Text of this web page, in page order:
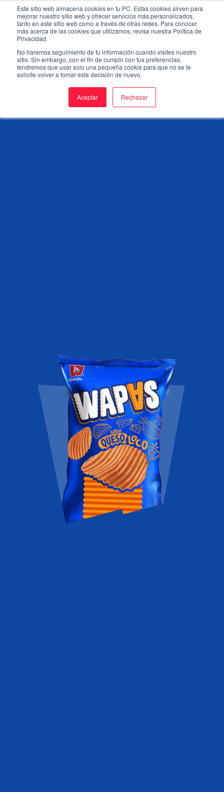
Este sitio web almacena cookies en tu PC. Estas cookies sirven para
mejorar nuestro sitio web y ofrecer servicios más personalizados,
tanto en este sitio web como a través de otras redes. Para conocer
más acerca de las cookies que utilizamos, revisa nuestra Política de
Privacidad.
No haremos seguimiento de tu información cuando visites nuestro
sitio. Sin embargo, con el fin de cumplir con tus preferencias,
tendremos que usar solo una pequeña cookie para que no se te
solicite volver a tomar esta decisión de nuevo.
Aceptar Rechazar